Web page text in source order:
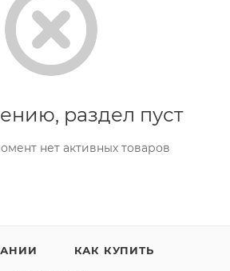
раздел пуст
нет активных товаров
КАК КУПИТЬ